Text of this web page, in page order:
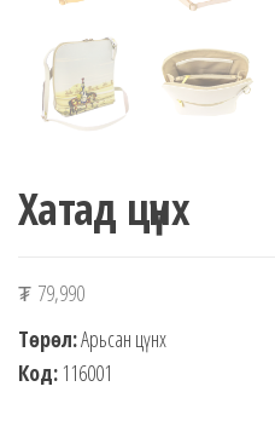
Хатад цүнх
₮ 79,990
Төрөл:Арьсан цүнх
Код: 116001